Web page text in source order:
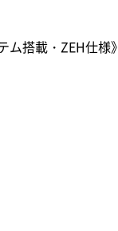
搭載・ZEH仕様》